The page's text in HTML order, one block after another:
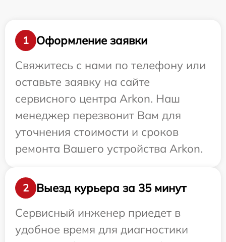
1
Оформление заявки
Свяжитесь с нами по телефону или
оставьте заявку на сайте
сервисного центра Arkon. Наш
менеджер перезвонит Вам для
уточнения стоимости и сроков
ремонта Вашего устройства Arkon.
2
Выезд курьера за 35 минут
Сервисный инженер приедет в
удобное время для диагностики